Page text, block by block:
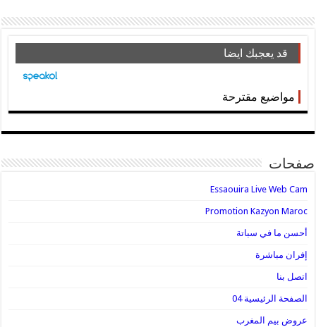
قد يعجبك ايضا
مواضيع مقترحة
صفحات
Essaouira Live Web Cam
Promotion Kazyon Maroc
أحسن ما في سباتة
إفران مباشرة
اتصل بنا
الصفحة الرئيسية 04
عروض بيم المغرب